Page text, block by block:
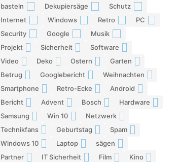
basteln Dekupiersäge Schutz
Internet Windows Retro PC
Security Google Musik
Projekt Sicherheit Software
Video Deko Ostern Garten
Betrug Googlebericht Weihnachten
Smartphone Retro-Ecke Android
Bericht Advent Bosch Hardware
Samsung Win 10 Netzwerk
Technikfans Geburtstag Spam
Windows 10 Laptop sägen
Partner IT Sicherheit Film Kino